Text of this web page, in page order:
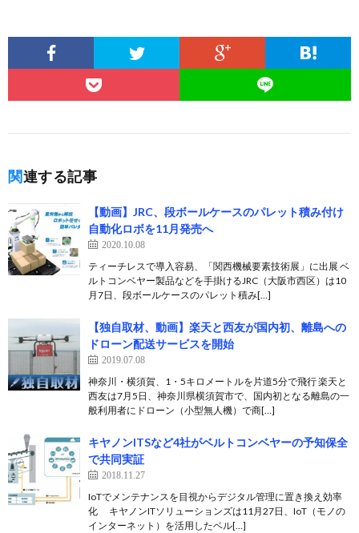
関連する記事
【動画】JRC、段ボールケースのパレット積み付け
自動化ロボを11月発売へ
2020.10.08
ティーチレスで導入容易、「関西機械要素技術展」に出展 ベ
ルトコンベヤー製品などを手掛けるJRC（大阪市西区）は10
月7日、段ボールケースのパレット積み[…]
【独自取材、動画】楽天と西友が国内初、離島への
ドローン配送サービスを開始
2019.07.08
神奈川・横須賀、1・5キロメートルを片道5分で飛行 楽天と
西友は7月5日、神奈川県横須賀市で、国内初となる離島の一
般利用者にドローン（小型無人機）で商[…]
キヤノンITSなど4社がベルトコンベヤーの予知保全
で共同実証
2018.11.27
IoTでメンテナンスを目視からデジタル管理に置き換え効率
化 キヤノンITソリューションズは11月27日、IoT（モノの
インターネット）を活用したベル[…]